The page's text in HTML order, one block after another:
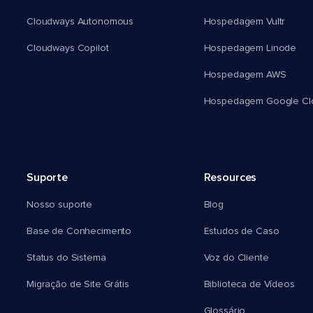
Cloudways Autonomous
Cloudways Copilot
Hospedagem Vultr
Hospedagem Linode
Hospedagem AWS
Hospedagem Google
Suporte
Nosso suporte
Base de Conhecimento
Status do Sistema
Migração de Site Grátis
Resources
Blog
Estudos de Caso
Voz do Cliente
Biblioteca de Vídeos